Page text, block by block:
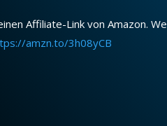
Affiliate-Link von Amazon.
amzn.to/3h08yCB